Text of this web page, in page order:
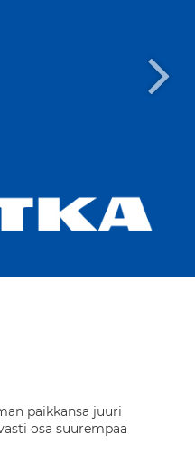
paikkansa juuri
osa suurempaa